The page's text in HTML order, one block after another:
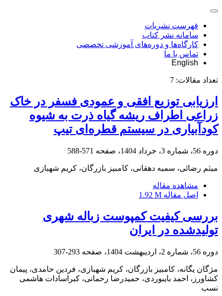
فهرست نشریات
سامانه نشر کتاب
کارگاه‌ها و دوره‌های آموزشی تخصصی
تماس با ما
English
تعداد مقالات: 7
ارزیابی توزیع افقی و عمودی فسفر در خاک
زراعی اطراف ریشه گیاه ذرت به شیوه
کودآبیاری در سیستم قطره‌ای تیپ
دوره 56، شماره 3، خرداد 1404، صفحه 571-588
میثم رضائی، سمیه دهقانی، کامبیز بازرگان، کریم شهبازی
مشاهده مقاله
اصل مقاله 1.92 M
بررسی کیفیت کمپوست زباله شهری
تولیدشده در ایران
دوره 56، شماره 2، اردیبهشت 1404، صفحه 293-307
مژگان یگانه، کامبیز بازرگان، کریم شهبازی، فردین حامدی، پیمان
کشاورز، احمد بایبوردی، حمیدرضا رحمانی، کبراسادات هاشمی
نسب